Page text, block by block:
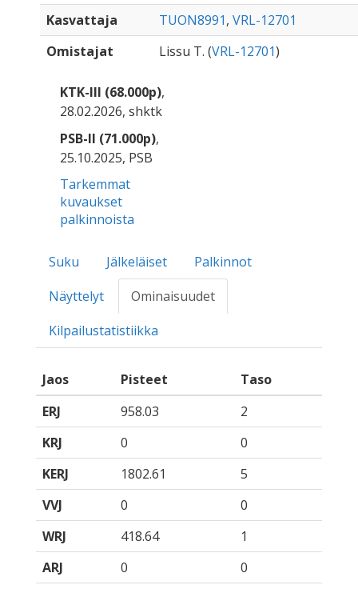
Kasvattaja
TUON8991, VRL-12701
Omistajat
Lissu T. (VRL-12701)
KTK-III (68.000p),
28.02.2026, shktk
PSB-II (71.000p),
25.10.2025, PSB
Tarkemmat
kuvaukset
palkinnoista
Suku Jälkeläiset
Palkinnot
Näyttelyt
Ominaisuudet
Kilpailustatistiikka
Jaos Pisteet
Taso
ERJ
958.03
2
KRJ
0
0
KERJ
1802.61
5
VVJ
0
0
WRJ
418.64
1
ARJ
0
0